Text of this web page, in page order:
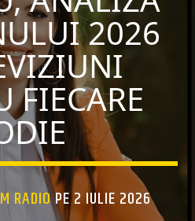
2026
FIECARE
RADIOPE 2 IULIE 2026